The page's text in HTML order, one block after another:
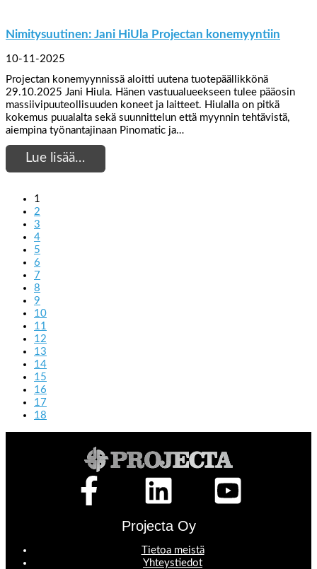
Nimitysuutinen: Jani HiUla Projectan konemyyntiin
10-11-2025
Projectan konemyynnissä aloitti uutena tuotepäällikkönä
29.10.2025 Jani Hiula. Hänen vastuualueekseen tulee pääosin
massiivipuuteollisuuden koneet ja laitteet. Hiulalla on pitkä
kokemus puualalta sekä suunnittelun että myynnin tehtävistä,
aiempina työnantajinaan Pinomatic ja…
Lue lisää…
1
2
3
4
5
6
7
8
9
10
11
12
13
14
15
16
17
18
Projecta Oy
Tietoa meistä
Yhteystiedot